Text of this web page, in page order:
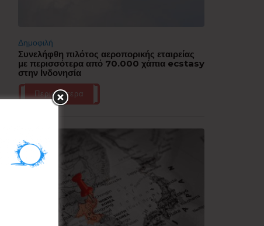
Δημοφιλή
Συνελήφθη πιλότος αεροπορικής εταιρείας
με περισσότερα από 70.000 χάπια ecstasy
στην Ινδονησία
Περισσότερα